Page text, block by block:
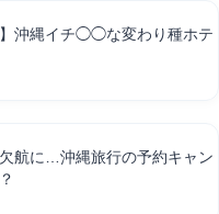
】沖縄イチ◯◯な変わり種ホテ
欠航に…沖縄旅行の予約キャン